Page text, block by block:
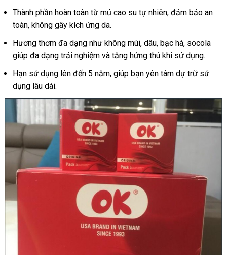
Thành phần hoàn toàn từ mủ cao su tự nhiên, đảm bảo an
toàn, không gây kích ứng da.
Hương thơm đa dạng như không mùi, dâu, bạc hà, socola
giúp đa dạng trải nghiệm và tăng hứng thú khi sử dụng.
Hạn sử dụng lên đến 5 năm, giúp bạn yên tâm dự trữ sử
dụng lâu dài.